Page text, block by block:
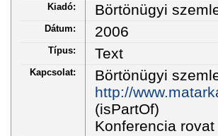
Kiadó: Börtönügyi
Dátum: 2006
Típus: Text
Kapcsolat:
Börtönügyi
http://
(isPartOf)
Konferencia rovat